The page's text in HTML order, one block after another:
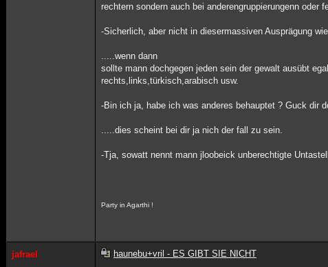
rechtern sondern auch bei anderengruppierungenn oder
-Sicherlich, aber nicht in diesermassiven Ausprägung
.....wenn dann
sollte mann dochgegen jeden sein der gewalt ausübt
rechts,links,türkisch,arabisch usw.
-Bin ich ja, habe ich was anderes behauptet ? Guck dir
.....dies scheint bei dir ja nich der fall zu sein.
-Tja, sowatt nennt mann jloobeick unberechtigte
Party in Agarthi !
jafrael haunebu+vril - ES GIBT SIE NICHT